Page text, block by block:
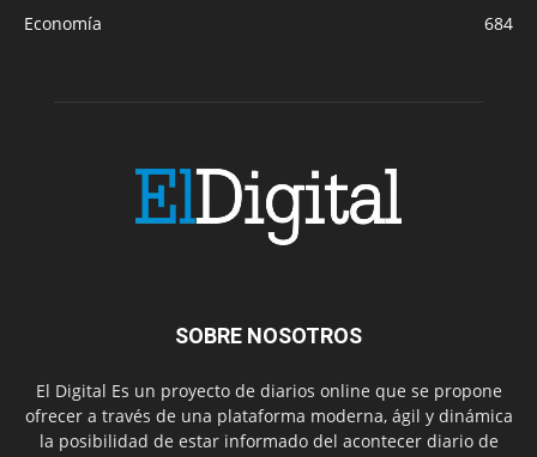
Economía
684
SOBRE NOSOTROS
El Digital Es un proyecto de diarios online que se propone
ofrecer a través de una plataforma moderna, ágil y dinámica
la posibilidad de estar informado del acontecer diario de